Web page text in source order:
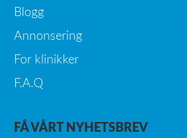
Blogg
Annonsering
For klinikker
F.A.Q
FÅ VÅRT NYHETSBREV